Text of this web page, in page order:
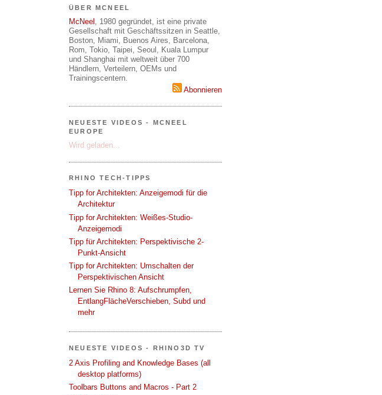
ÜBER MCNEEL
McNeel
, 1980 gegründet, ist eine private
Gesellschaft mit Geschäftssitzen in Seattle,
Boston, Miami, Buenos Aires, Barcelona,
Rom, Tokio, Taipei, Seoul, Kuala Lumpur
und Shanghai mit weltweit über 700
Händlern, Verteilern, OEMs und
Trainingscentern.
Abonnieren
NEUESTE VIDEOS - MCNEEL
EUROPE
Wird geladen...
RHINO TECH-TIPPS
Tipp for Architekten: Anzeigemodi für die
Architektur
Tipp for Architekten: Weißes-Studio-
Anzeigemodi
Tipp für Architekten: Perspektivische 2-
Punkt-Ansicht
Tipp for Architekten: Umschalten der
Perspektivischen Ansicht
Lernen Sie Rhino 8: Aufschrumpfen,
EntlangFlächeVerschieben, Subd und
mehr
NEUESTE VIDEOS - RHINO3D TV
2 Axis Profiling and Knowledge Bases (all
desktop platforms)
Toolbars Buttons and Macros - Part 2